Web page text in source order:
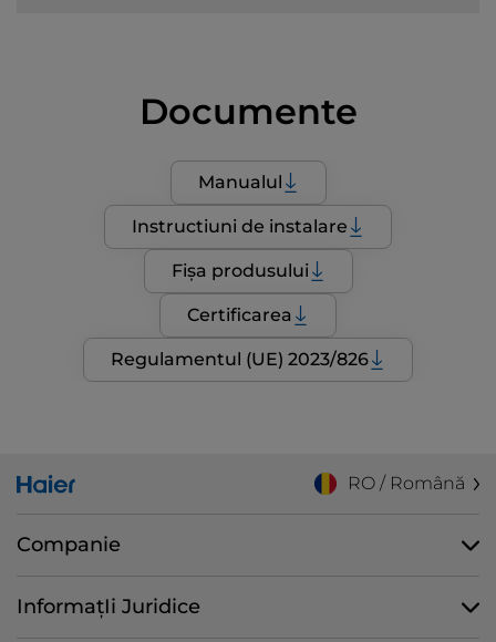
Documente
Manualul
Instructiuni de instalare
Fișa produsului
Certificarea
Regulamentul (UE) 2023/826
RO / Română
Companie
InformațIi Juridice